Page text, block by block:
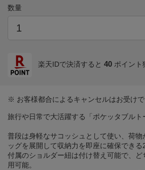
数量
楽天IDで決済すると 40 ポイント
※ お客様都合によるキャンセルはお受けで
旅行や日常で大活躍する「ポケッタブルト
普段は身軽なサコッシュとして使い、荷
ッグを展開して収納力を即座に確保できる
付属のショルダー紐は付け替え可能で、
用可能。